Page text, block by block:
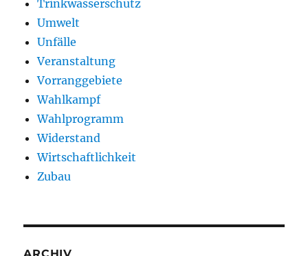
Trinkwasserschutz
Umwelt
Unfälle
Veranstaltung
Vorranggebiete
Wahlkampf
Wahlprogramm
Widerstand
Wirtschaftlichkeit
Zubau
ARCHIV